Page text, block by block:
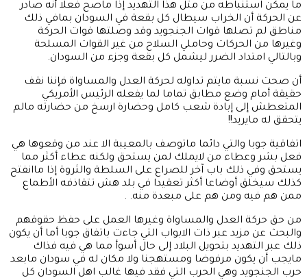
ما يمكن استنباطه من مثل هذا التهديد إذا ماصح فعلا أنه صادر
عن الحركة أن الخراب سيطال كل بقعة في السودان بمافي ذلك
مناطق لم تصلها قوات الجنجويد وقد وصلتها قوات الحركة
وغيرها من الحركات وحاملي السلاح من غير القوات المسلحة
وبالتالي امتداد الضرر ليشمل كل بقعة وجزء من السودان.
أن صحت نسبة مايتم تداوله لحركة العدل والمساواة فإننا نقف
حقيقة أمام وضع مطابق تماما لما يفعله الرئيس الأمريكي
المتعطش إلى إبادة شعب كامل وحضارة ارسخ من حضارته مالم
يتحقق له مايريد!!
اتفاقية جوبا والتي دائما ماتوصف بالمعيبة الا عند من وقعوها هي
فعل بشر وعطاء من لايملك لمن يستحق ولكنه عطاء أكثر مما
يستحق وفي ذلك باب آخر للصراع على السلطة والثروة إذا ماانفتح
كذلك سيخلق أوضاعا أكثر تعقيدا في بلد هش تتقاذفه الأطماع
ممن هم فيه ومن هم على مبعدة منه. .
من حق حركة العدل والمساواة وغيرها العمل على حفظ حقوقهم
والبحث عن مزيد عبر ذات الابواب التي جاءت باتفاق جوبا أما أن يكون
ذلك عبر التهديد بتحويل البلاد إلى حال أسوأ مما هي فيه فذاك
مايجب أن يكون مرفوضا ومستهجنا ولا مكان له في سودان مابعد
حرب الجنجويد وهي الحرب التي فقد فيها غالب اهل السودان كل